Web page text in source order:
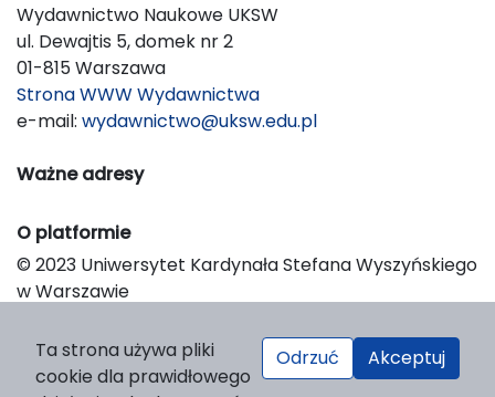
Wydawnictwo Naukowe UKSW
ul. Dewajtis 5, domek nr 2
01-815 Warszawa
Strona WWW Wydawnictwa
e-mail: wydawnictwo@uksw.edu.pl
Ważne adresy
O platformie
© 2023 Uniwersytet Kardynała Stefana Wyszyńskiego
w Warszawie
Platform & Workflow by OJS/PKP
Ta strona używa pliki
cookie dla prawidłowego
Odrzuć Akceptuj